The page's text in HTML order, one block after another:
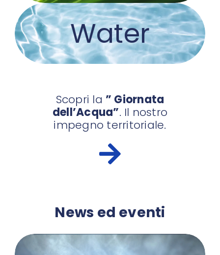
Scopri la ” Giornata
dell’Acqua”. Il nostro
impegno territoriale.
Water
News ed eventi